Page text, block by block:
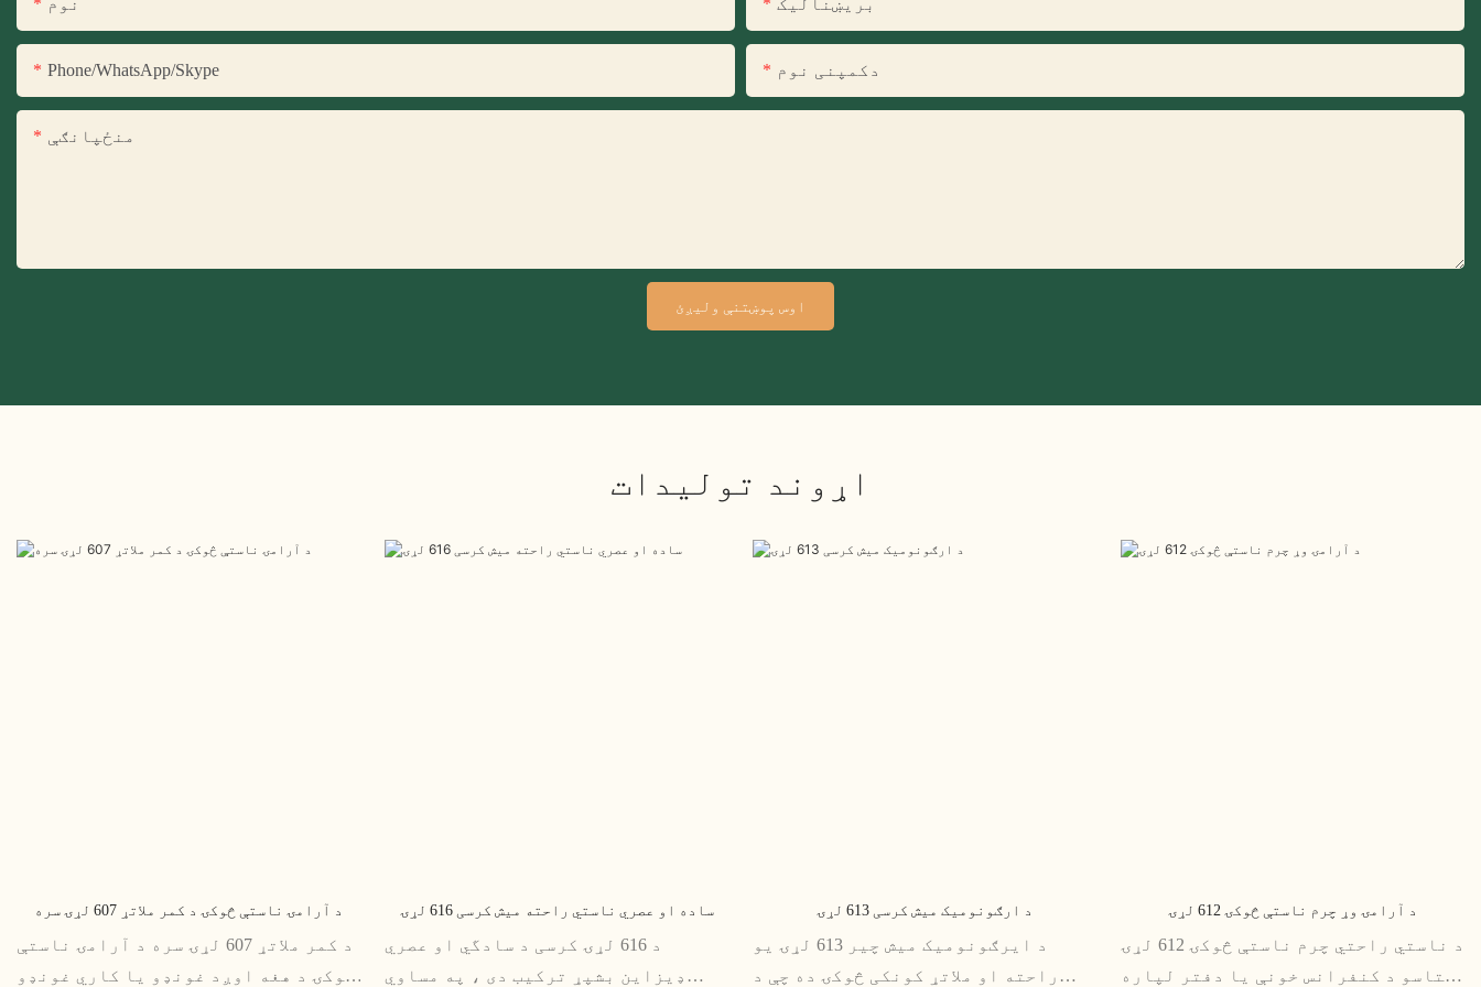
Phone/WhatsApp/Skype دکمپنی نوم
منځپانګې
اوس پوښتنې ولیږئ
اړوند توليدات
د آرامۍ ناستې څوکۍ د کمر ملاتړ 607 لړۍ سره
د کمر ملاتړ 607 لړۍ سره د آرامۍ ناستې
څوکۍ د هغه اوږد غونډو یا کاري غونډو
ساده او عصري ناستي راحته میش کرسی 616 لړۍ
د 616 لړۍ کرسی د سادگي او عصري
ډیزاین بشپړ ترکیب دی ، په مساوي
د ارګونومیک میش کرسی 613 لړۍ
د ایرګونومیک میش چیر 613 لړۍ یو
راحته او ملاتړ کونکی څوکۍ ده چې د
د آرامۍ وړ چرم ناستې څوکۍ 612 لړۍ
د ناستي راحتي چرم ناستې څوکۍ 612 لړۍ
ستاسو د کنفرانس خونې یا دفتر لپاره